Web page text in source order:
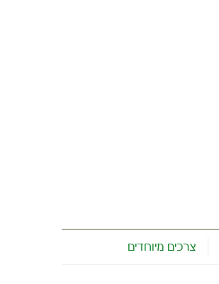
צרכים מיוחדים